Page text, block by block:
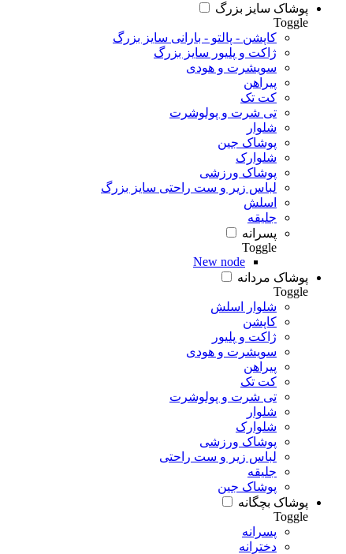
پوشاک سایز بزرگ
Toggle
کاپشن - پالتو - بارانی سایز بزرگ
ژاکت و پلیور سایز بزرگ
سویشرت و هودی
پیراهن
کت تک
تی شرت و پولوشرت
شلوار
پوشاک جین
شلوارک
پوشاک ورزشی
لباس زیر و ست راحتی سایز بزرگ
اسلش
جلیقه
پسرانه
Toggle
New node
پوشاک مردانه
Toggle
شلوار اسلش
کاپشن
ژاکت و پلیور
سویشرت و هودی
پیراهن
کت تک
تی شرت و پولوشرت
شلوار
شلوارک
پوشاک ورزشی
لباس زیر و ست راحتی
جلیقه
پوشاک جین
پوشاک بچگانه
Toggle
پسرانه
دخترانه